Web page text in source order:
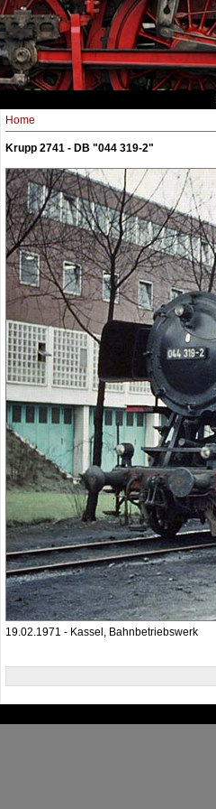
Home
Krupp 2741 - DB "044 319-2"
19.02.1971 - Kassel, Bahnbetriebswerk